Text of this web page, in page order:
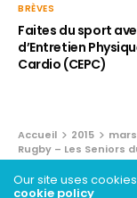
BRÈVES
Faites du sport
d’Entretien
Cardio (CEPC)
Accueil 2015
mars
Rugby – Les Seniors
BRÈVES
Our site uses
cookie policy